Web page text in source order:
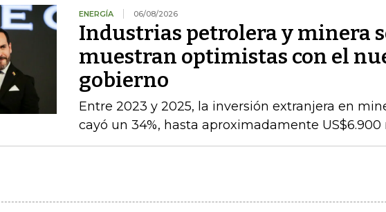
ENERGÍA 06/08/2026
Industrias petrolera y minera
muestran optimistas con el
gobierno
Entre 2023 y 2025, la inversión extranjera en
cayó un 34%, hasta aproximadamente US$6.900